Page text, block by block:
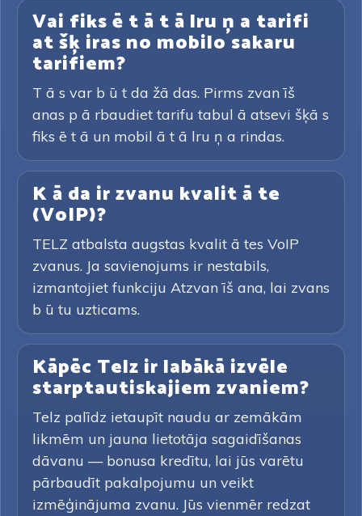
Vai fiks ē t ā t ā lru ņ a tarifi
at šķ iras no mobilo sakaru
tarifiem?
T ā s var b ū t da žā das. Pirms zvan īš
anas p ā rbaudiet tarifu tabul ā atsevi šķā s
fiks ē t ā un mobil ā t ā lru ņ a rindas.
K ā da ir zvanu kvalit ā te
(VoIP)?
TELZ atbalsta augstas kvalit ā tes VoIP
zvanus. Ja savienojums ir nestabils,
izmantojiet funkciju Atzvan īš ana, lai zvans
b ū tu uzticams.
Kāpēc Telz ir labākā izvēle
starptautiskajiem zvaniem?
Telz palīdz ietaupīt naudu ar zemākām
likmēm un jauna lietotāja sagaidīšanas
dāvanu — bonusa kredītu, lai jūs varētu
pārbaudīt pakalpojumu un veikt
izmēģinājuma zvanu. Jūs vienmēr redzat